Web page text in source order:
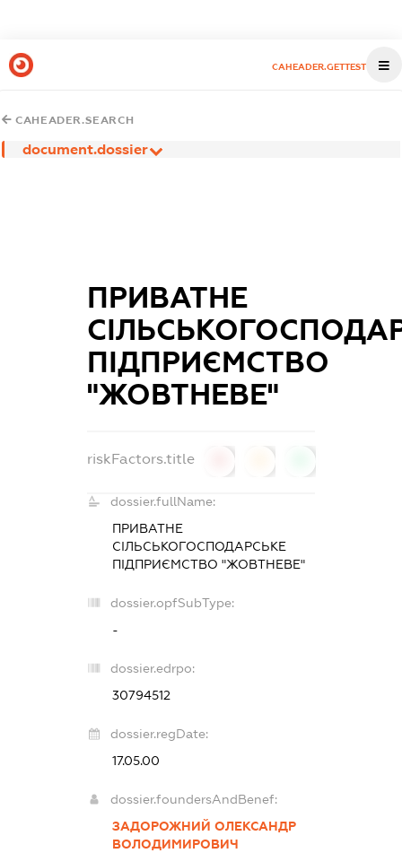
CAHEADER.GETTEST
CAHEADER.SEARCH
document.dossier
ПРИВАТНЕ
ПІДПРИЄМСТВО
"ЖОВТНЕВЕ"
riskFactors.title
dossier.fullName:
ПРИВАТНЕ
СІЛЬСЬКОГОСПОДАРСЬКЕ
ПІДПРИЄМСТВО "ЖОВТНЕВЕ"
dossier.opfSubType:
-
dossier.edrpo:
30794512
dossier.regDate:
17.05.00
dossier.foundersAndBenef:
ЗАДОРОЖНИЙ ОЛЕКСАНДР
ВОЛОДИМИРОВИЧ